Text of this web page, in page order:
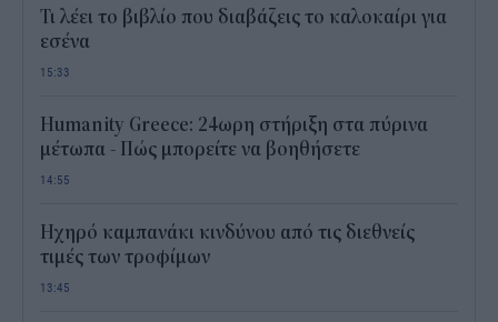
Τι λέει το βιβλίο που διαβάζεις το καλοκαίρι για
εσένα
15:33
Humanity Greece: 24ωρη στήριξη στα πύρινα
μέτωπα - Πώς μπορείτε να βοηθήσετε
14:55
Ηχηρό καμπανάκι κινδύνου από τις διεθνείς
τιμές των τροφίμων
13:45